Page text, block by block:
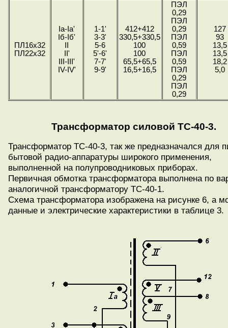
ПЛ16х32
ПЛ22x32
Ia-Ia'
Iб-Iб'
II'
III-III'
IV-IV'
1-1'
3-3'
5-6
5'-6'
7-7'
9-9'
412+412
330,5+330,5
100
100
65,5+65,5
16,5+16,5
ПЭЛ
0,29
ПЭЛ
0,29
ПЭЛ
0,59
ПЭЛ
0,59
ПЭЛ
0,29
ПЭЛ
0,29
127
93
13,5
13,5
18,2
5,0
Трансформатор силовой ТС-40-3.
Трансформатор ТС-40-3, так же предназначался для
бытовой радио-аппаратуры широкого применения,
выполненной на полупроводниковых приборах.
Первичная обмотка трансформатора выполнена по
аналогичной трансформатору ТС-40-1.
Схема трансформатора изображена на рисунке 6, а
данные и электрические характеристики в таблице 3.